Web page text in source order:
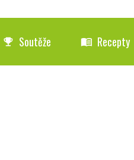
emoji_events Soutěže menu_book Recepty